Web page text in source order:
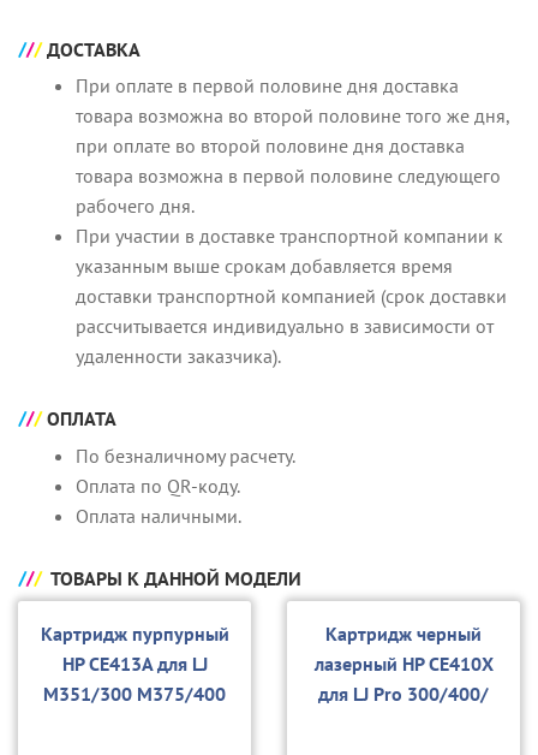
ДОСТАВКА
При оплате в первой половине дня доставка
товара возможна во второй половине того же дня,
при оплате во второй половине дня доставка
товара возможна в первой половине следующего
рабочего дня.
При участии в доставке транспортной компании к
указанным выше срокам добавляется время
доставки транспортной компанией (срок доставки
рассчитывается индивидуально в зависимости от
удаленности заказчика).
ОПЛАТА
По безналичному расчету.
Оплата по QR-коду.
Оплата наличными.
ТОВАРЫ К ДАННОЙ МОДЕЛИ
Картридж пурпурный
HP CE413A для LJ
M351/300 M375/400
Картридж черный
лазерный HP CE410X
для LJ Pro 300/400/